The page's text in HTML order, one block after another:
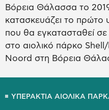
Βόρεια Θάλασσα το
κατασκευάζει το πρώτο
που θα εγκατασταθεί σε
στο αιολικό πάρκο
Noord στη Βόρεια
ΥΠΕΡΑΚΤΙΑ ΑΙΟΛΙΚΑ